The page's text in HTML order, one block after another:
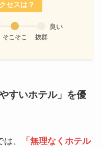
セスは？
そこそこ 抜群
良い
すいホテル」を優
、
「無理なくホテル